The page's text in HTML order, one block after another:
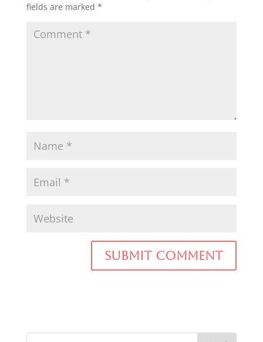
fields are marked *